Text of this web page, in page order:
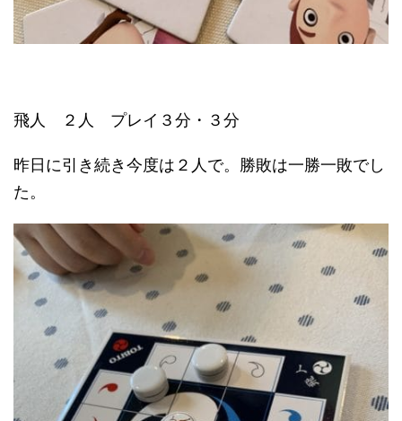
飛人 ２人 プレイ３分・３分
昨日に引き続き今度は２人で。勝敗は一勝一敗でし
た。